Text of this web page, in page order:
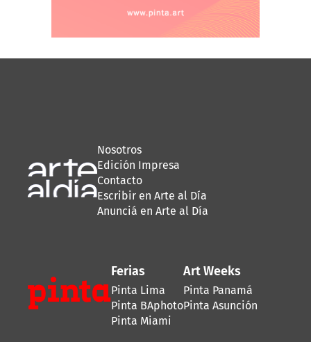
Nosotros
Edición Impresa
Contacto
Escribir en Arte al Día
Anunciá en Arte al Día
Ferias
Pinta Lima
Pinta BAphoto
Pinta Miami
Art Weeks
Pinta Panamá
Pinta Asunción